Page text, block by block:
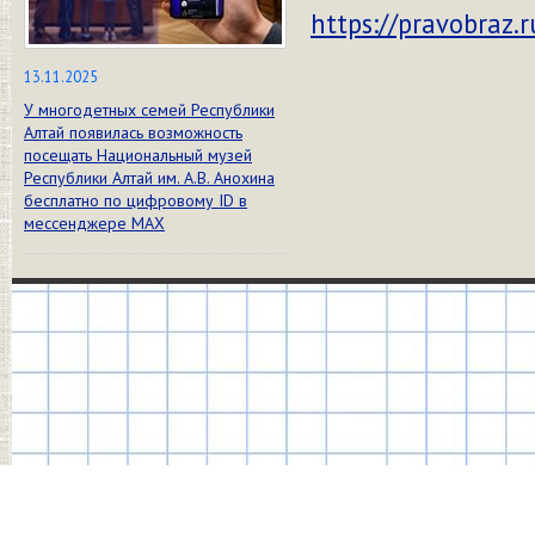
13.11.2025
У многодетных семей Республики
Алтай появилась возможность
посещать Национальный музей
Республики Алтай им. А.В. Анохина
бесплатно по цифровому ID в
мессенджере МАХ
https://